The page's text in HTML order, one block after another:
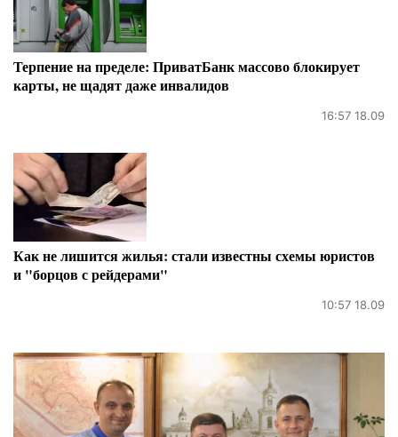
Терпение на пределе: ПриватБанк массово блокирует
карты, не щадят даже инвалидов
16:57 18.09
Как не лишится жилья: стали известны схемы юристов
и "борцов с рейдерами"
10:57 18.09